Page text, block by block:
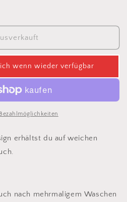
wenn wieder verfügbar
erhältst du auf weichen
nach mehrmaligem Waschen